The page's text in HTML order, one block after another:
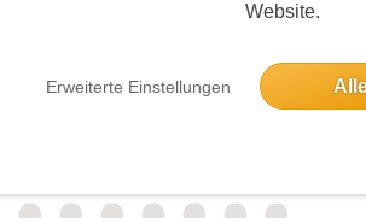
Website.
Erweiterte Einstellungen